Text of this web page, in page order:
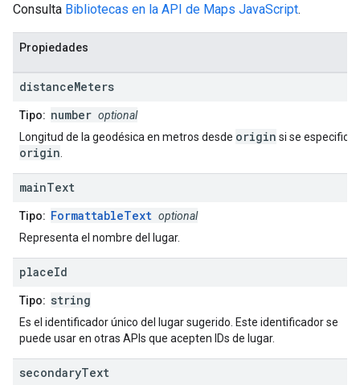
Consulta Bibliotecas en la API de Maps JavaScript.
Propiedades
distanceMeters
Tipo: number optional
Longitud de la geodésica en metros desde origin si se especifica
origin
mainText
Tipo: FormattableText optional
Representa el nombre del lugar.
placeId
Tipo: string
Es el identificador único del lugar sugerido. Este identificador se
puede usar en otras APIs que acepten IDs de lugar.
secondaryText